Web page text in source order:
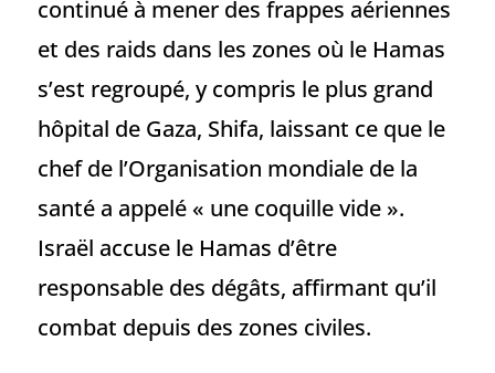
continué à mener des frappes aériennes
et des raids dans les zones où le Hamas
s’est regroupé, y compris le plus grand
hôpital de Gaza, Shifa, laissant ce que le
chef de l’Organisation mondiale de la
santé a appelé « une coquille vide ».
Israël accuse le Hamas d’être
responsable des dégâts, affirmant qu’il
combat depuis des zones civiles.